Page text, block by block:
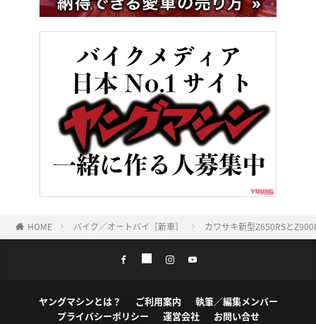
HOME バイク／オートバイ［新車］ カワサキ新型Z650RSと
ヤングマシンとは？ ご利用案内
執筆／編集メンバー
プライバシーポリシー
運営会社 お問い合せ